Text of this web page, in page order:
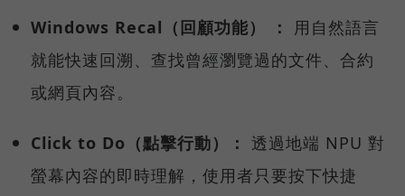
Windows Recal（回顧功能） ：
用自然語言
就能快速回溯、查找曾經瀏覽過的文件、合約
或網頁內容。
Click to Do（點擊行動）： 透過地端 NPU 對
螢幕內容的即時理解，使用者只要按下快捷